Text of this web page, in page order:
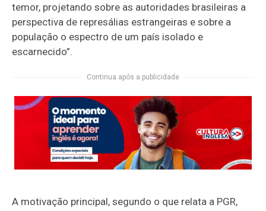
temor, projetando sobre as autoridades brasileiras a
perspectiva de represálias estrangeiras e sobre a
população o espectro de um país isolado e
escarnecido”.
Continua após a publicidade
A motivação principal, segundo o que relata a PGR,